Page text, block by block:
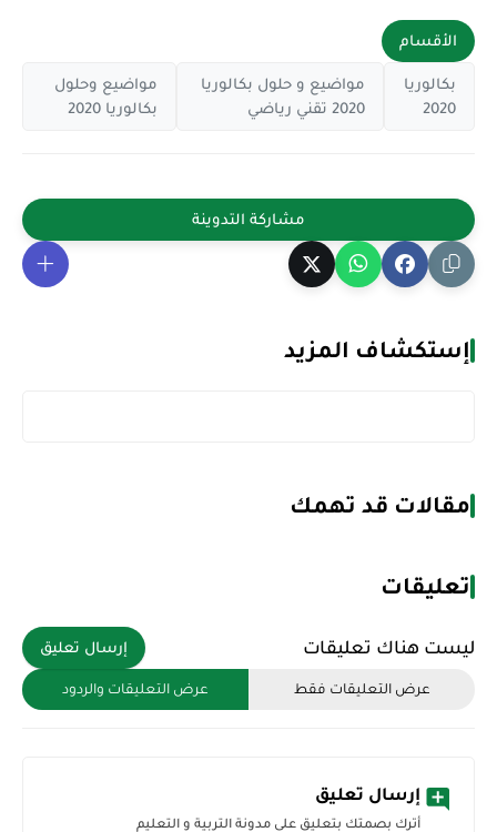
الأقسام
بكالوريا
2020
مواضيع و حلول بكالوريا
2020 تقني رياضي
مواضيع وحلول
بكالوريا 2020
إستكشاف المزيد
مقالات قد تهمك
تعليقات
ليست هناك تعليقات إرسال تعليق
عرض التعليقات فقط عرض التعليقات والردود
إرسال تعليق
أترك بصمتك بتعليق على مدونة التربية و التعليم